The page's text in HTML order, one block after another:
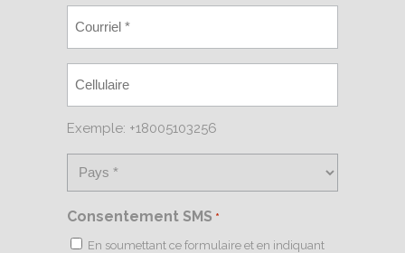
Exemple: +18005103256
Consentement SMS *
En soumettant ce formulaire et en indiquant